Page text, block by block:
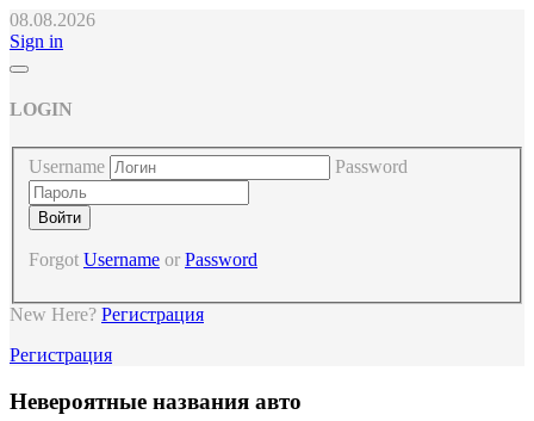
08.08.2026
Sign in
LOGIN
Username Password
Forgot Username or Password
New Here? Регистрация
Регистрация
Невероятные названия авто